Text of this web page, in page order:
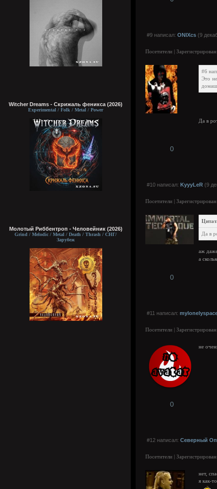
Witcher Dreams - Скрижаль феникса (2026)
Experimental / Folk / Metal / Power
Молотый Риббентроп - Человейник (2026)
Grind / Melodic / Metal / Death / Thrash / СНГ/
Зарубеж
#9 написал: ONIXcs (9
Посетители |
#6
Это
Да в
0
#10 написал: KyyyLeR (9
Посетители |
Да в
аж
а
0
#11 написал:
Посетители |
не
0
#12 написал: Северный
Посетители |
нет,
я как-